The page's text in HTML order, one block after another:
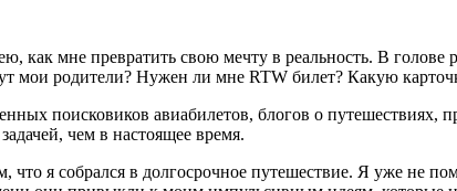
как мне превратить свою мечту в реальность. В голове
мои родители? Нужен ли мне RTW билет? Какую
поисковиков авиабилетов, блогов о
чем в настоящее время.
что я собрался в долгосрочное путешествие. Я уже не